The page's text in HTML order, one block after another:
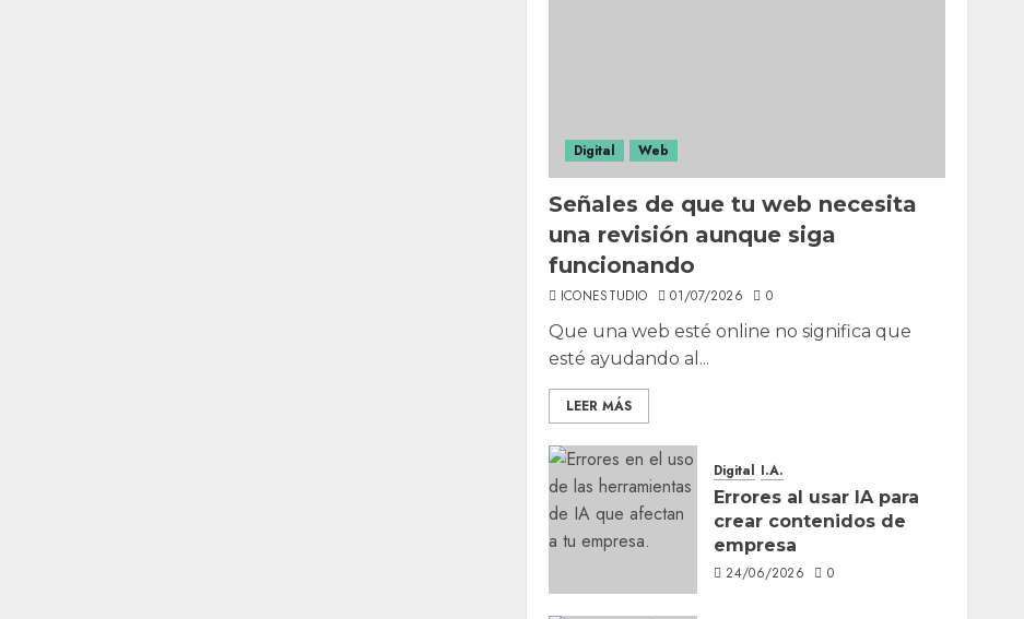
Digital Web
Señales de que tu web necesita
una revisión aunque siga
funcionando
ICONESTUDIO 01/07/2026 0
Que una web esté online no significa que
esté ayudando al...
LEER MÁS
Digital I.A.
Errores al usar IA para
crear contenidos de
empresa
24/06/2026 0